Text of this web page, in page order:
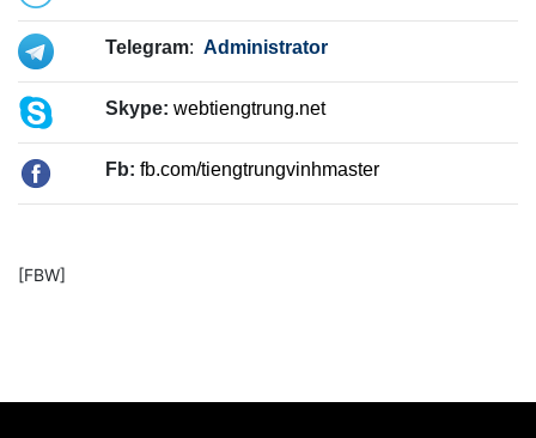
Telegram: Administrator
Skype: webtiengtrung.net
Fb: fb.com/tiengtrungvinhmaster
[FBW]